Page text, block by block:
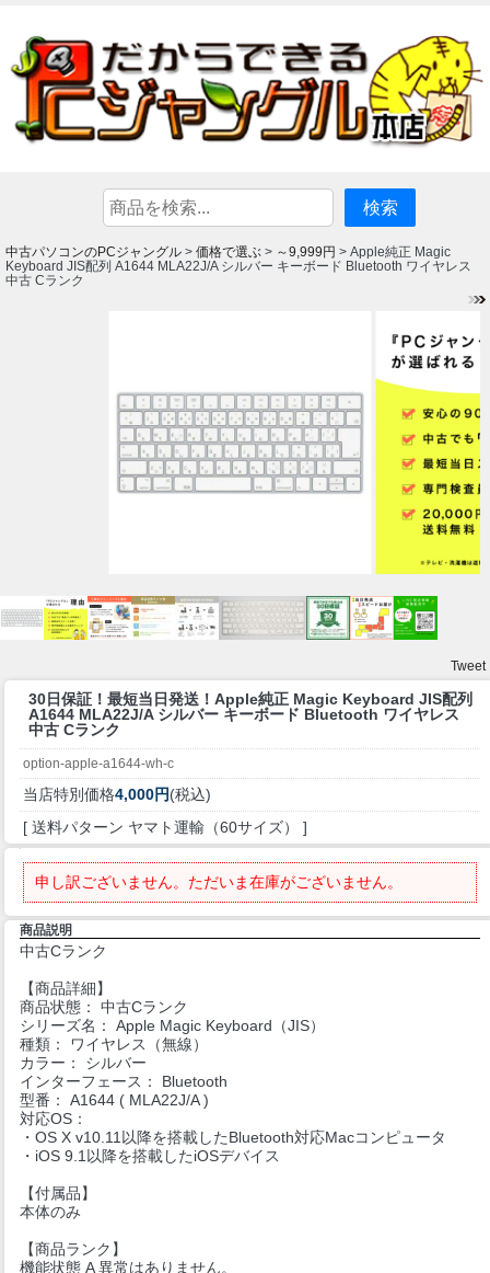
中古パソコンのPCジャングル > 価格で選ぶ > ～9,999円 > Apple純正 Magic
Keyboard JIS配列 A1644 MLA22J/A シルバー キーボード Bluetooth ワイヤレス
中古 Cランク
Tweet
30日保証！最短当日発送！ Apple純正 Magic Keyboard JIS配列
A1644 MLA22J/A シルバー キーボード Bluetooth ワイヤレス
中古 Cランク
option-apple-a1644-wh-c
当店特別価格4,000円(税込)
[ 送料パターン ヤマト運輸（60サイズ） ]
申し訳ございません。ただいま在庫がございません。
商品説明
中古Cランク
【商品詳細】
商品状態： 中古Cランク
シリーズ名： Apple Magic Keyboard（JIS）
種類： ワイヤレス（無線）
カラー： シルバー
インターフェース： Bluetooth
型番： A1644 ( MLA22J/A )
対応OS：
・OS X v10.11以降を搭載したBluetooth対応Macコンピュータ
・iOS 9.1以降を搭載したiOSデバイス
【付属品】
本体のみ
【商品ランク】
機能状態 A 異常はありません。